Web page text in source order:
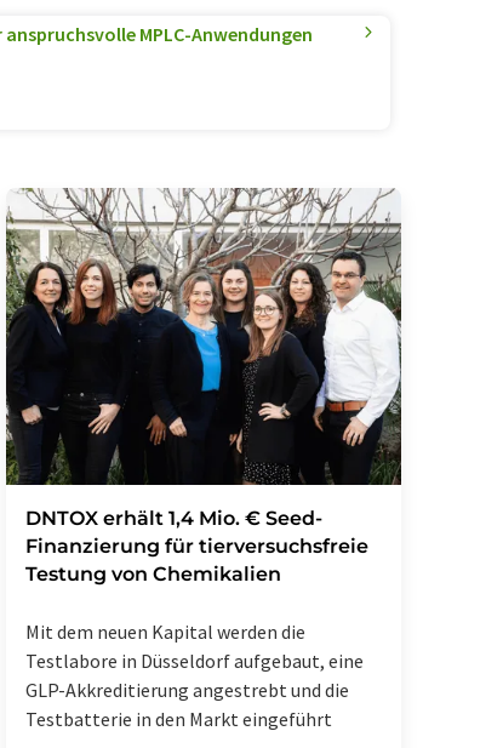
MPLC-Anwendungen
DNTOX erhält 1,4 Mio. € Seed-
Finanzierung für tierversuchsfreie
Testung von Chemikalien
Mit dem neuen Kapital werden die
Testlabore in Düsseldorf aufgebaut, eine
GLP-Akkreditierung angestrebt und die
Testbatterie in den Markt eingeführt